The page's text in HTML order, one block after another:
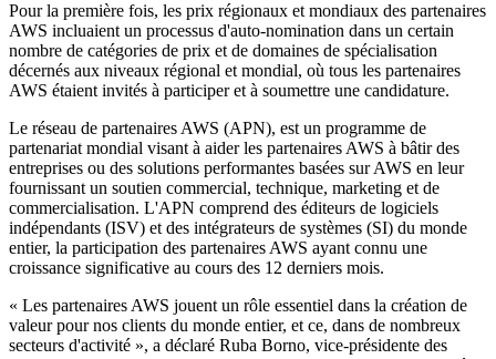
Pour la première fois, les prix régionaux et mondiaux des partenaires
AWS incluaient un processus d'auto-nomination dans un certain
nombre de catégories de prix et de domaines de spécialisation
décernés aux niveaux régional et mondial, où tous les partenaires
AWS étaient invités à participer et à soumettre une candidature.
Le réseau de partenaires AWS (APN), est un programme de
partenariat mondial visant à aider les partenaires AWS à bâtir des
entreprises ou des solutions performantes basées sur AWS en leur
fournissant un soutien commercial, technique, marketing et de
commercialisation. L'APN comprend des éditeurs de logiciels
indépendants (ISV) et des intégrateurs de systèmes (SI) du monde
entier, la participation des partenaires AWS ayant connu une
croissance significative au cours des 12 derniers mois.
« Les partenaires AWS jouent un rôle essentiel dans la création de
valeur pour nos clients du monde entier, et ce, dans de nombreux
secteurs d'activité », a déclaré Ruba Borno, vice-présidente des